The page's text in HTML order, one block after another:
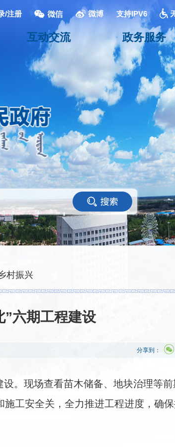
/注册 支持IPV6
互动交流 政务服务
村振兴
”六期工程建设
分享到：
。现场查看苗木储备、地块治理等前
工安全关，全力推进工程进度，确